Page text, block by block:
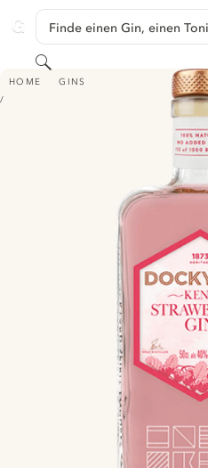
GINVENTORY
Finde einen Gin, einen Tonic,
Suchen
HOME GINS
DOCKYARD KENT STRAWBERRY GIN